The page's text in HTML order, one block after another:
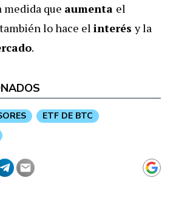
que aumenta el
lo hace el interésy la
.
ETF DE BTC